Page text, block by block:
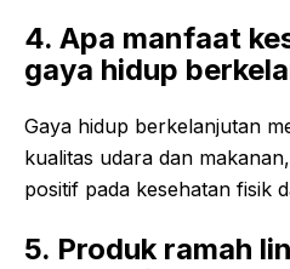
4. Apa manfaat
gaya hidup
Gaya hidup berkelanjutan
kualitas udara dan
positif pada kesehatan fisik
5. Produk ramah